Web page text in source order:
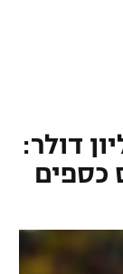
של 300 מיליון דולר:
כספים